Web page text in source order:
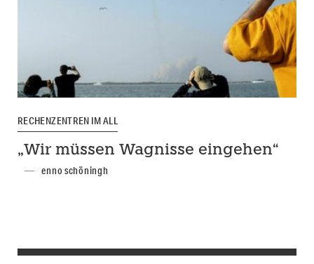
RECHENZENTREN IM ALL
„Wir müssen Wagnisse eingehen“
enno schöningh